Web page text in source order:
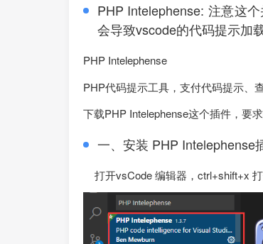
PHP Intelephense: 注意这
会导致vscode的代码提示加
PHP Intelephense
PHP代码提示工具，支付代码提示、
下载PHP Intelephense这个插件，要
一、安装 PHP Intelephense
打开vsCode 编辑器，ctrl+shift+x